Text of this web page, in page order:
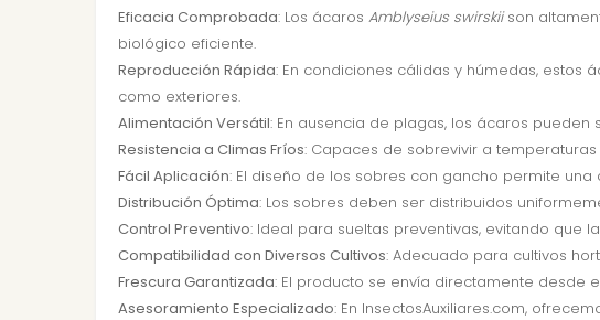
Eficacia Comprobada: Los ácaros Amblyseius swirskiison
biológico eficiente.
Reproducción Rápida: En condiciones cálidas y húmedas,
como exteriores.
Alimentación Versátil: En ausencia de plagas, los ácaros
Resistencia a Climas Fríos: Capaces de sobrevivir a
Fácil Aplicación: El diseño de los sobres con gancho permite
Distribución Óptima: Los sobres deben ser distribuidos
Control Preventivo: Ideal para sueltas preventivas, evitando que
Compatibilidad con Diversos Cultivos: Adecuado para cultivos
Frescura Garantizada: El producto se envía directamente desde
Asesoramiento Especializado: En InsectosAuxiliares.com,